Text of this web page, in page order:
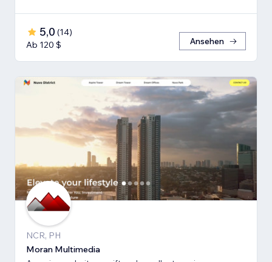
5,0 (14)
Ab 120 $
Ansehen
NCR, PH
Moran Multimedia